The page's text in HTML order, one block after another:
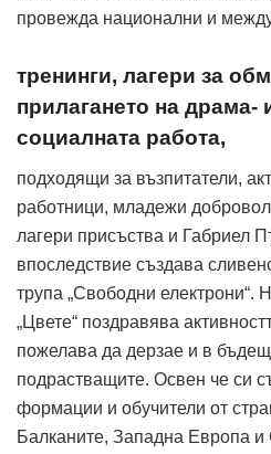
провежда национални и
тренинги, лагери за
прилагането на драма-
социалната работа,
подходящи за възпитатели,
работници, младежи
лагери присъства и Габриел
впоследствие създава
трупа „Свободни електрони“.
„Цвете“ поздравява
пожелава да дерзае и в
подрастващите. Освен че си
формации и обучители от
Балканите, Западна Европа